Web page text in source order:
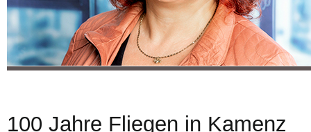
100 Jahre Fliegen in Kamenz